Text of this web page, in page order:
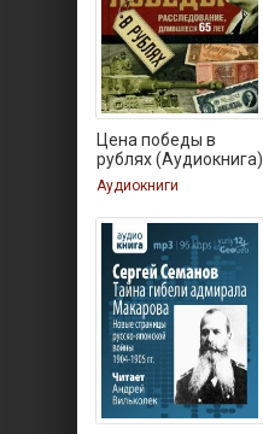
Цена победы в
рублях (Аудиокнига)
Аудиокниги